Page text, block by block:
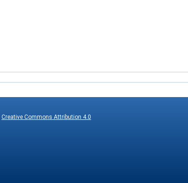
Creative Commons Attribution 4.0